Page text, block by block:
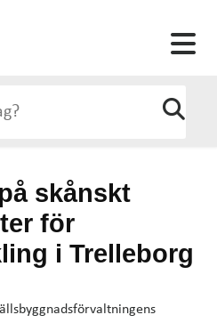
skånskt
för
i Trelleborg